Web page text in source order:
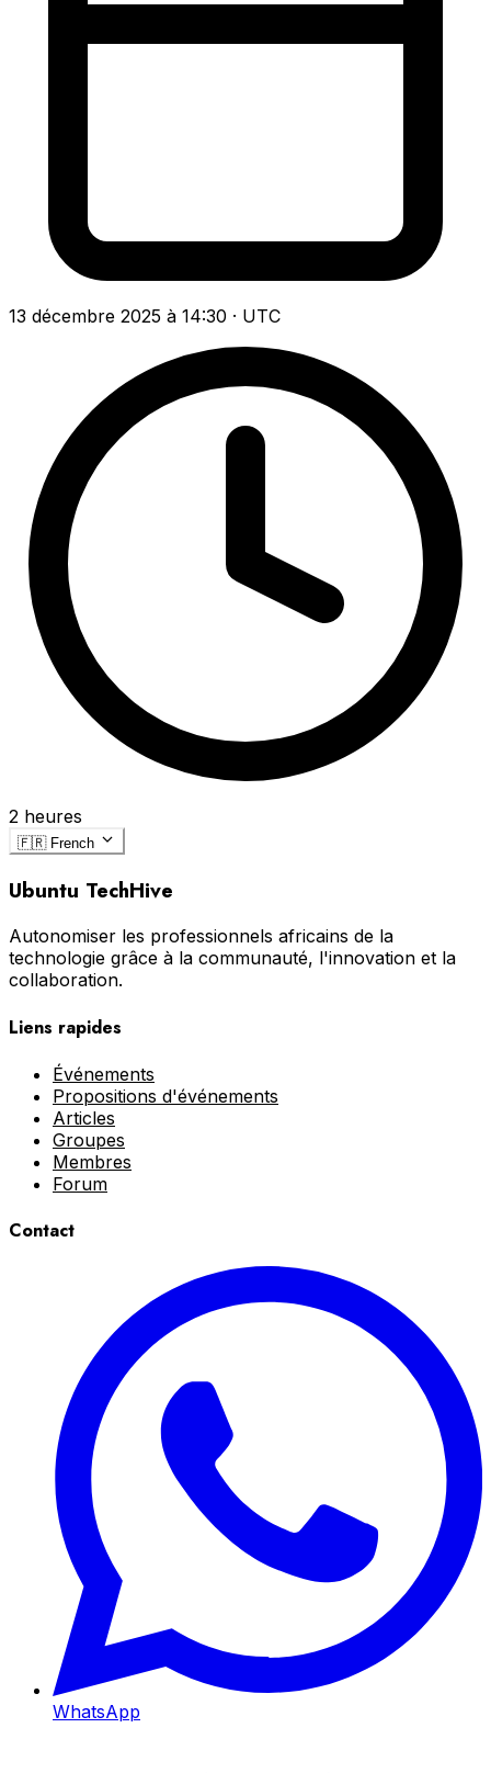
13 décembre 2025 à 14:30 · UTC
2 heures
🇫🇷 French
Ubuntu TechHive
Autonomiser les professionnels africains de la
technologie grâce à la communauté, l'innovation et la
collaboration.
Liens rapides
Événements
Propositions d'événements
Articles
Groupes
Membres
Forum
Contact
WhatsApp